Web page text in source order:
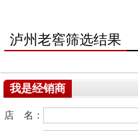
泸州老窖筛选结果
我是经销商
店 名：